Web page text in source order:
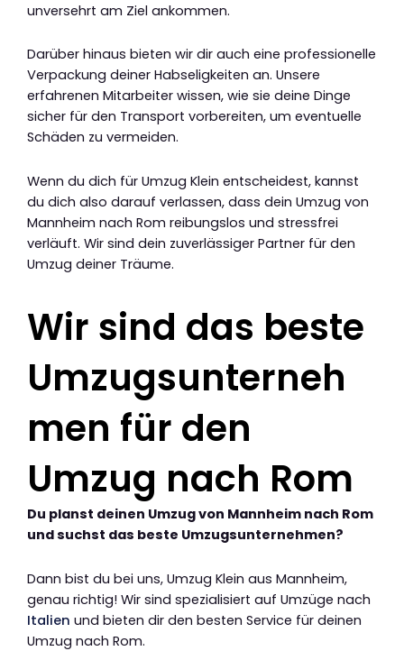
unversehrt am Ziel ankommen.
Darüber hinaus bieten wir dir auch eine professionelle
Verpackung deiner Habseligkeiten an. Unsere
erfahrenen Mitarbeiter wissen, wie sie deine Dinge
sicher für den Transport vorbereiten, um eventuelle
Schäden zu vermeiden.
Wenn du dich für Umzug Klein entscheidest, kannst
du dich also darauf verlassen, dass dein Umzug von
Mannheim nach Rom reibungslos und stressfrei
verläuft. Wir sind dein zuverlässiger Partner für den
Umzug deiner Träume.
Wir sind das beste
Umzugsunterneh
men für den
Umzug nach Rom
Du planst deinen Umzug von Mannheim nach Rom
und suchst das beste Umzugsunternehmen?
Dann bist du bei uns, Umzug Klein aus Mannheim,
genau richtig! Wir sind spezialisiert auf Umzüge nach
Italien und bieten dir den besten Service für deinen
Umzug nach Rom.